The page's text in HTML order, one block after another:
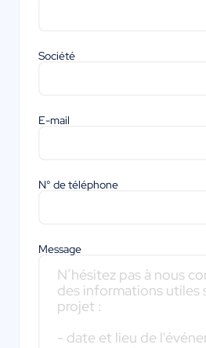
Société
E-mail
N° de téléphone
Message